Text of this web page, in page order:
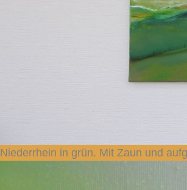
in grün. Mit Zaun und